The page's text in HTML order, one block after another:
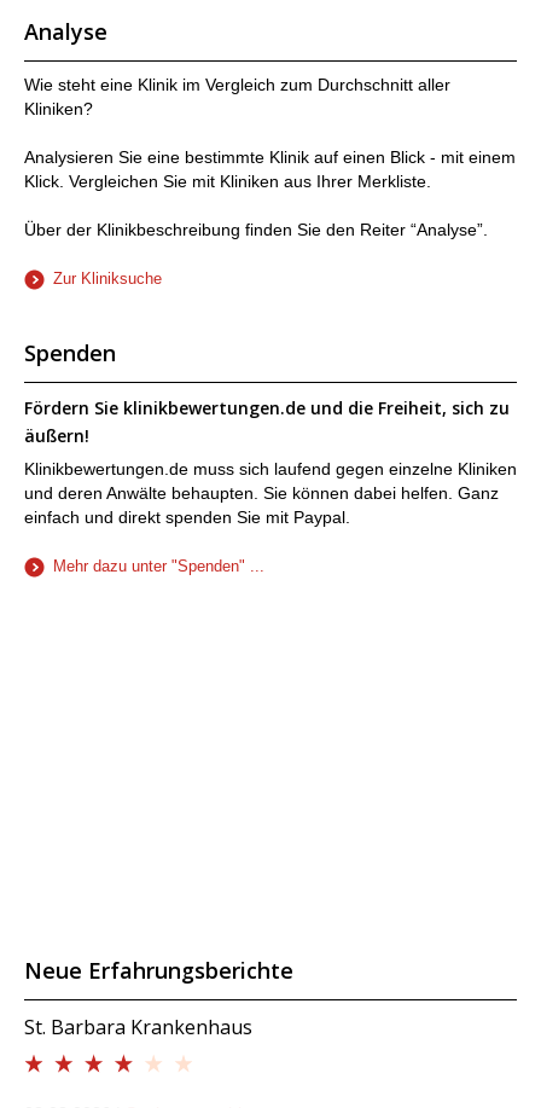
Analyse
Wie steht eine Klinik im Vergleich zum Durchschnitt aller
Kliniken?
Analysieren Sie eine bestimmte Klinik auf einen Blick - mit einem
Klick. Vergleichen Sie mit Kliniken aus Ihrer Merkliste.
Über der Klinikbeschreibung finden Sie den Reiter “Analyse”.
Zur Kliniksuche
Spenden
Fördern Sie klinikbewertungen.de und die Freiheit, sich zu
äußern!
Klinikbewertungen.de muss sich laufend gegen einzelne Kliniken
und deren Anwälte behaupten. Sie können dabei helfen. Ganz
einfach und direkt spenden Sie mit Paypal.
Mehr dazu unter "Spenden" ...
Neue Erfahrungsberichte
St. Barbara Krankenhaus